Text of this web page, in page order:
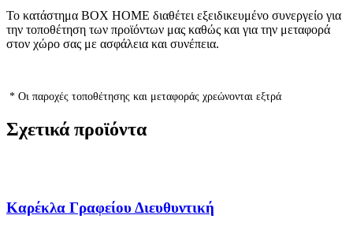
Το κατάστημα BOX HOME διαθέτει εξειδικευμένο συνεργείο για
την τοποθέτηση των προϊόντων μας καθώς και για την μεταφορά
στον χώρο σας με ασφάλεια και συνέπεια.
* Οι παροχές τοποθέτησης και μεταφοράς χρεώνονται εξτρά
Σχετικά προϊόντα
Καρέκλα Γραφείου Διευθυντική